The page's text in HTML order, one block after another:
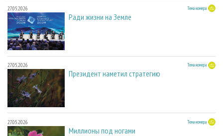
27.05.2026 Тема номера
Ради жизни на Земле
27.05.2026 Тема номера
Президент наметил стратегию
27.05.2026 Тема номера
Миллионы под ногами